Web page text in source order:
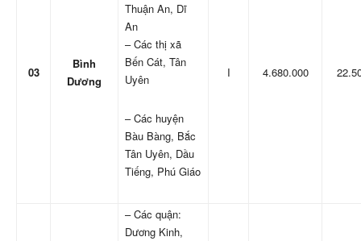
03
Bình
Dương
Thuận An, Dĩ
An
– Các thị xã
Bến Cát, Tân
Uyên
– Các huyện
Bàu Bàng, Bắc
Tân Uyên, Dầu
Tiếng, Phú Giáo
I 4.680.000
– Các quận:
Dương Kinh,